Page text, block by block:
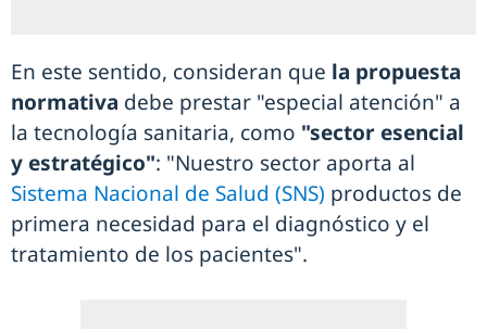
En este sentido, consideran que la propuesta
normativa debe prestar "especial atención" a
la tecnología sanitaria, como "sector esencial
y estratégico": "Nuestro sector aporta al
Sistema Nacional de Salud (SNS) productos de
primera necesidad para el diagnóstico y el
tratamiento de los pacientes".